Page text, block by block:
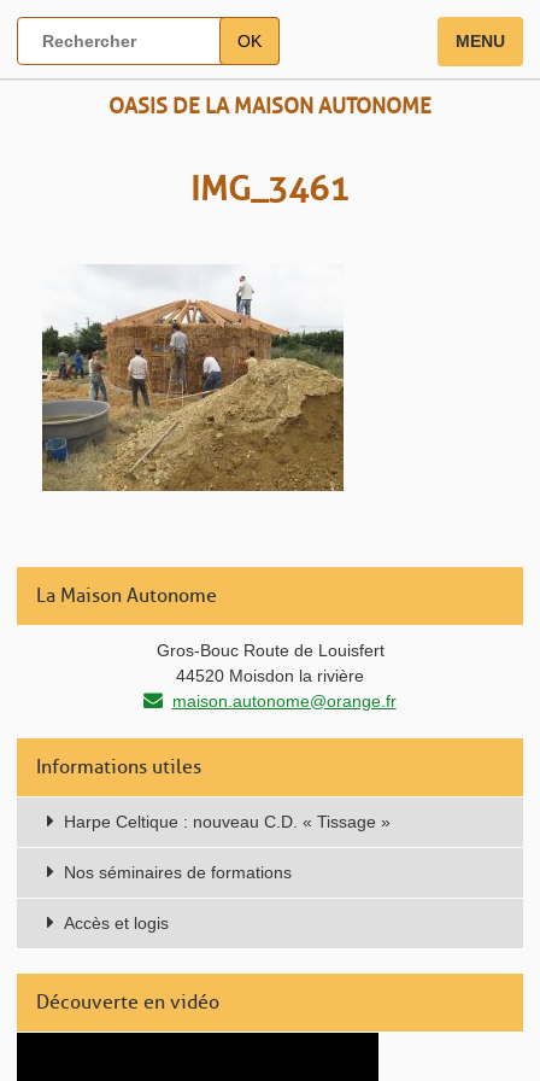
OASIS DE LA MAISON AUTONOME
MENU
IMG_3461
OK
La Maison Autonome
Gros-Bouc Route de Louisfert
44520 Moisdon la rivière
maison.autonome@orange.fr
Informations utiles
Harpe Celtique : nouveau C.D. « Tissage »
Nos séminaires de formations
Accès et logis
Découverte en vidéo